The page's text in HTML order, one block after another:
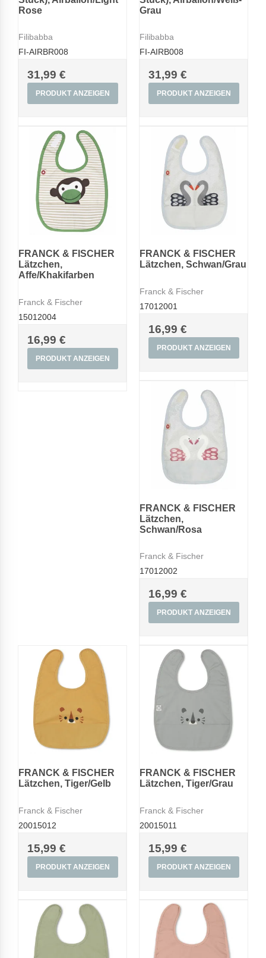
Rose
Filibabba
FI-AIRBR008
31,99 €
PRODUKT ANZEIGEN
Grau
Filibabba
FI-AIRB008
31,99 €
PRODUKT ANZEIGEN
FRANCK & FISCHER
Lätzchen,
Affe/Khakifarben
Franck & Fischer
15012004
16,99 €
PRODUKT ANZEIGEN
FRANCK & FISCHER
Lätzchen, Schwan/Grau
Franck & Fischer
17012001
16,99 €
PRODUKT ANZEIGEN
FRANCK & FISCHER
Lätzchen,
Schwan/Rosa
Franck & Fischer
17012002
16,99 €
PRODUKT ANZEIGEN
FRANCK & FISCHER
Lätzchen, Tiger/Gelb
Franck & Fischer
20015012
15,99 €
PRODUKT ANZEIGEN
FRANCK & FISCHER
Lätzchen, Tiger/Grau
Franck & Fischer
20015011
15,99 €
PRODUKT ANZEIGEN